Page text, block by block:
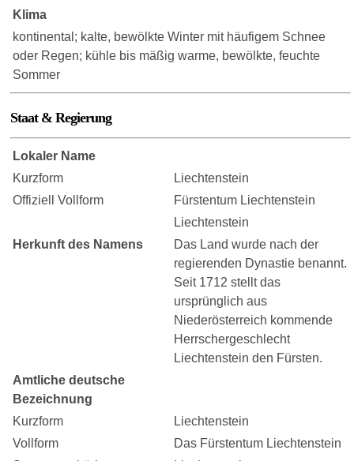
Klima
kontinental; kalte, bewölkte Winter mit häufigem Schnee
oder Regen; kühle bis mäßig warme, bewölkte, feuchte
Sommer
Staat & Regierung
Lokaler Name
Kurzform
Liechtenstein
Offiziell Vollform
Fürstentum Liechtenstein
Liechtenstein
Herkunft des Namens
Das Land wurde nach der
regierenden Dynastie benannt.
Seit 1712 stellt das
ursprünglich aus
Niederösterreich kommende
Herrschergeschlecht
Liechtenstein den Fürsten.
Amtliche deutsche
Bezeichnung
Kurzform
Liechtenstein
Vollform
Das Fürstentum Liechtenstein